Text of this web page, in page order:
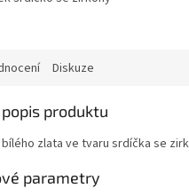
Diskuze
produktu
zlata ve tvaru srdíčka se
parametry